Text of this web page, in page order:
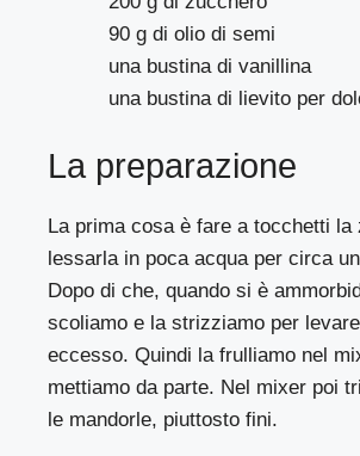
90 g di olio di semi
una bustina di vanillina
una bustina di lievito per
La preparazione
La prima cosa è fare a tocchetti la
lessarla in poca acqua per circa
Dopo di che, quando si è
scoliamo e la strizziamo per levare
eccesso. Quindi la frulliamo nel
mettiamo da parte. Nel mixer poi
le mandorle, piuttosto fini.